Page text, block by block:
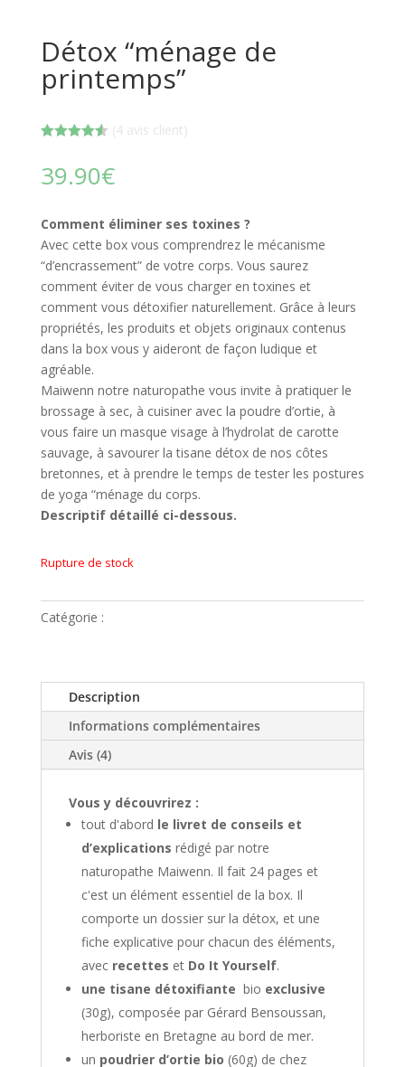
Détox “ménage de
printemps”
basé sur
notations
(4 avis client)
39.90€
Comment éliminer ses toxines ?
Avec cette box vous comprendrez le mécanisme
“d’encrassement” de votre corps. Vous saurez
comment éviter de vous charger en toxines et
comment vous détoxifier naturellement. Grâce à leurs
propriétés, les produits et objets originaux contenus
dans la box vous y aideront de façon ludique et
agréable.
Maiwenn notre naturopathe vous invite à pratiquer le
brossage à sec, à cuisiner avec la poudre d’ortie, à
vous faire un masque visage à l’hydrolat de carotte
sauvage, à savourer la tisane détox de nos côtes
bretonnes, et à prendre le temps de tester les postures
de yoga “ménage du corps.
Descriptif détaillé ci-dessous.
Rupture de stock
Catégorie :
Description
Informations complémentaires
Avis (4)
Vous y découvrirez :
tout d'abord le livret de conseils et
d’explications rédigé par notre
naturopathe Maiwenn. Il fait 24 pages et
c'est un élément essentiel de la box. Il
comporte un dossier sur la détox, et une
fiche explicative pour chacun des éléments,
avec recettes et Do It Yourself.
une tisane détoxifiante bio exclusive
(30g), composée par Gérard Bensoussan,
herboriste en Bretagne au bord de mer.
un poudrier d’ortie bio (60g) de chez